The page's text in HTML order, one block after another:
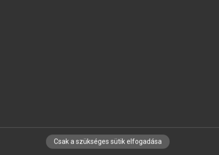
IRATKOZZ FEL HÍRLEVELÜNKRE!
Csak a szükséges sütik elfogadása